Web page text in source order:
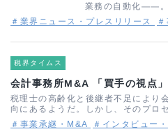
業務の自動化——。
きく変化しており
じている所長先生
＃業界ニュース・プレスリリース
税界タイムス
会計事務所M&A 「買手の視点」
税理士の高齢化と後継者不足により
向にあるようだ。しかし、そのプロ
かない。顧客と職員を引き継ぐ側の
うのが実情のようだ。事情に詳しい
＃事業承継・M&A ＃インタビュー